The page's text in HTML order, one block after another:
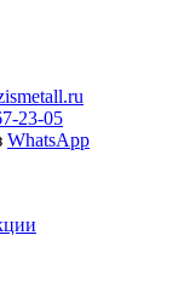
23-05
WhatsApp